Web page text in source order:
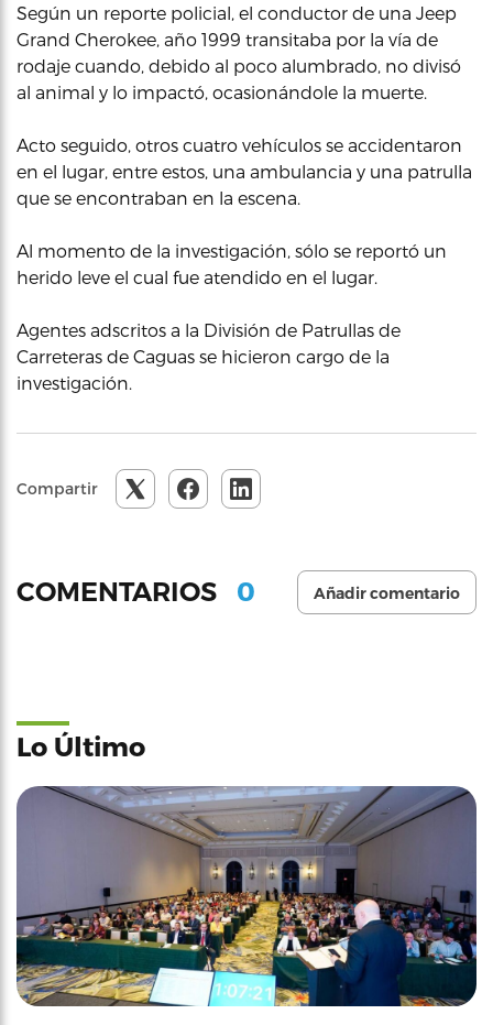
Según un reporte policial, el conductor de una Jeep
Grand Cherokee, año 1999 transitaba por la vía de
rodaje cuando, debido al poco alumbrado, no divisó
al animal y lo impactó, ocasionándole la muerte.
Acto seguido, otros cuatro vehículos se accidentaron
en el lugar, entre estos, una ambulancia y una patrulla
que se encontraban en la escena.
Al momento de la investigación, sólo se reportó un
herido leve el cual fue atendido en el lugar.
Agentes adscritos a la División de Patrullas de
Carreteras de Caguas se hicieron cargo de la
investigación.
Compartir
COMENTARIOS 0 Añadir comentario
Lo Último